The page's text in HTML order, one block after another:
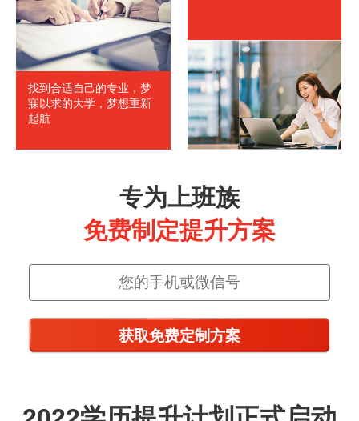
找到合适自己的专业，梦
寐以求的大学，梦想重新
起航
专为上班族
免费制定提升方案